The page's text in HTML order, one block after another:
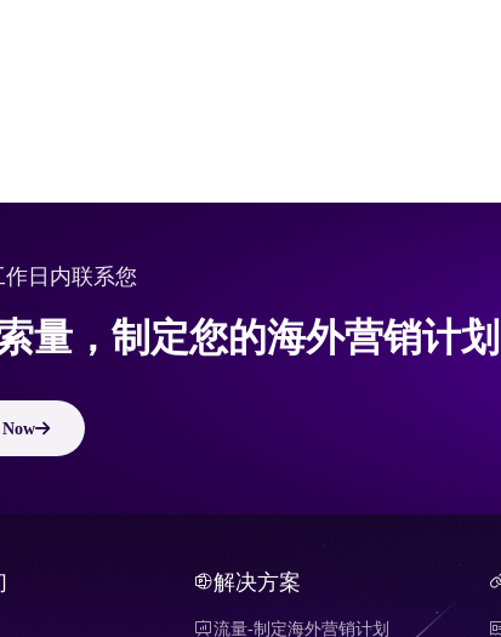
日内联系您
量，制定您的海外营销计划
解决方案
流量-制定海外营销计划